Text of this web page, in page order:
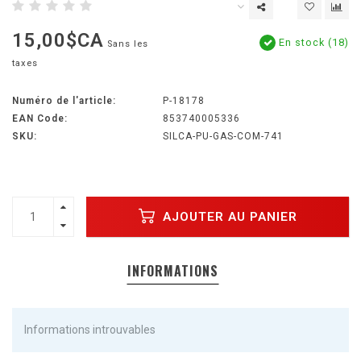
15,00$CA Sans les
taxes
En stock (18)
Numéro de l'article:
P-18178
EAN Code:
853740005336
SKU:
SILCA-PU-GAS-COM-741
AJOUTER AU PANIER
INFORMATIONS
Informations introuvables